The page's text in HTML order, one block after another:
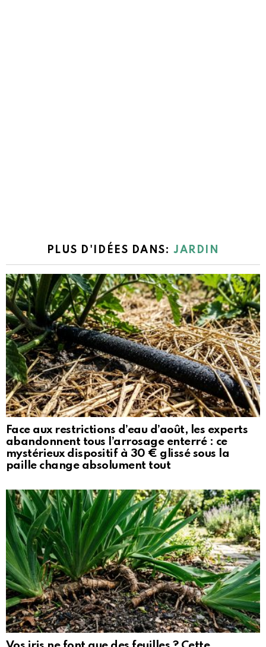
PLUS D'IDÉES DANS:JARDIN
Face aux restrictions d’eau d’août, les experts
abandonnent tous l’arrosage enterré : ce
mystérieux dispositif à 30 € glissé sous la
paille change absolument tout